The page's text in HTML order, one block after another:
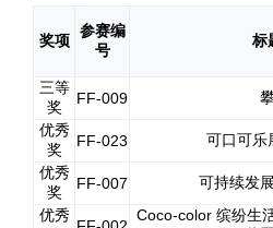
奖项
参赛编
号
标
三等
奖
FF-009
优秀
奖
FF-023 可口可乐
优秀
奖
FF-007 可持续发
优秀
Coco-color 缤纷生